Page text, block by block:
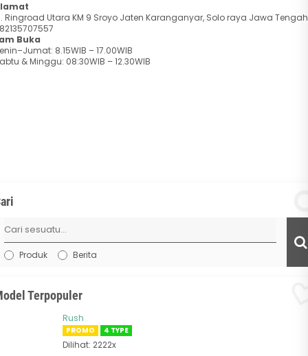
Ringroad Utara KM 9 Sroyo Jaten Karanganyar, Solo raya Jawa Tengah
Buka
8.15WIB – 17.00WIB
& Minggu: 08:30WIB – 12.30WIB
Produk Berita
Terpopuler
Rush
PROMO 4 TYPE
Dilihat: 2222x